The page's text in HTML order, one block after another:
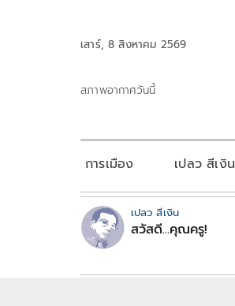
เสาร์, 8 สิงหาคม 2569
สภาพอากาศวันนี้
การเมือง เปลว สีเงิน
เปลว สีเงิน
สวัสดี...คุณครู!